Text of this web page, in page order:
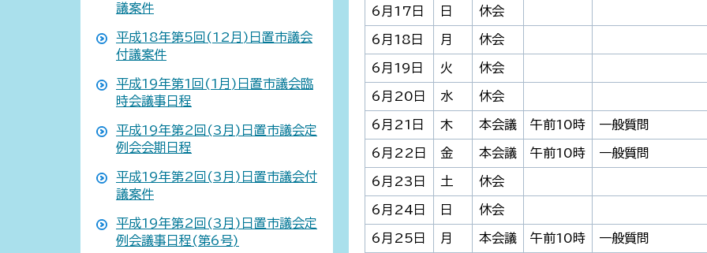
議案件
平成18年第5回(12月)日置市議会
付議案件
平成19年第1回(1月)日置市議会臨
時会議事日程
平成19年第2回(3月)日置市議会定
例会会期日程
平成19年第2回(3月)日置市議会付
議案件
平成19年第2回(3月)日置市議会定
例会議事日程(第6号)
6月17日 日 休会
6月18日 月 休会
6月19日 火 休会
6月20日 水 休会
6月21日 木 本会議 午前10時 一般質問
6月22日 金 本会議 午前10時 一般質問
6月23日 土 休会
6月24日 日 休会
6月25日 月 本会議 午前10時 一般質問